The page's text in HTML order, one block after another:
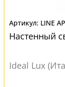
LINE
Настенный
Ideal Lux